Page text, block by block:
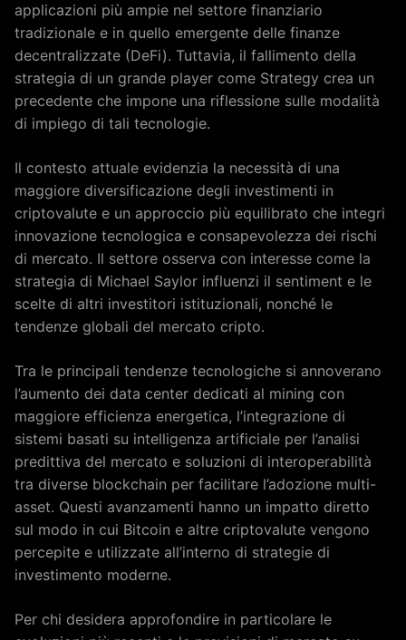
applicazioni più ampie nel settore finanziario
tradizionale e in quello emergente delle finanze
decentralizzate (DeFi). Tuttavia, il fallimento della
strategia di un grande player come Strategy crea un
precedente che impone una riflessione sulle modalità
di impiego di tali tecnologie.
Il contesto attuale evidenzia la necessità di una
maggiore diversificazione degli investimenti in
criptovalute e un approccio più equilibrato che integri
innovazione tecnologica e consapevolezza dei rischi
di mercato. Il settore osserva con interesse come la
strategia di Michael Saylor influenzi il sentiment e le
scelte di altri investitori istituzionali, nonché le
tendenze globali del mercato cripto.
Tra le principali tendenze tecnologiche si annoverano
l’aumento dei data center dedicati al mining con
maggiore efficienza energetica, l’integrazione di
sistemi basati su intelligenza artificiale per l’analisi
predittiva del mercato e soluzioni di interoperabilità
tra diverse blockchain per facilitare l’adozione multi-
asset. Questi avanzamenti hanno un impatto diretto
sul modo in cui Bitcoin e altre criptovalute vengono
percepite e utilizzate all’interno di strategie di
investimento moderne.
Per chi desidera approfondire in particolare le